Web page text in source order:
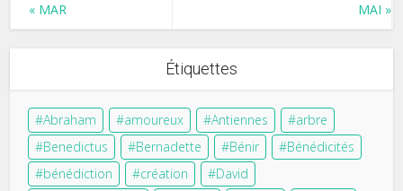
« MAR MAI »
Étiquettes
Abraham amoureux Antiennes
arbre
Benedictus
Bernadette Bénir
Bénédicités
bénédiction
création David